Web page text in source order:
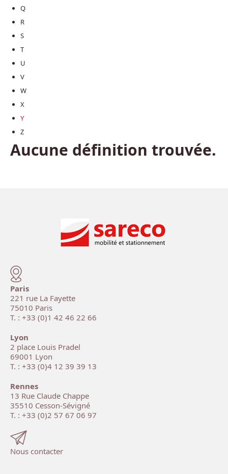
Q
R
S
T
U
V
W
X
Y
Z
Aucune définition trouvée.
Paris
221 rue La Fayette
75010 Paris
T. : +33 (0)1 42 46 22 66
Lyon
2 place Louis Pradel
69001 Lyon
T. : +33 (0)4 12 39 39 13
Rennes
13 Rue Claude Chappe
35510 Cesson-Sévigné
T. : +33 (0)2 57 67 06 97
Nous contacter